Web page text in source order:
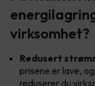
virksomhet?
Redusert
prisene er lave,
reduserer du